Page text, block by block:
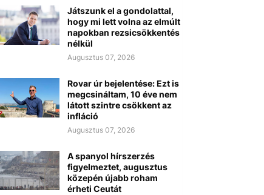
Játszunk el a gondolattal,
hogy mi lett volna az elmúlt
napokban rezsicsökkentés
nélkül
Augusztus 07, 2026
Rovar úr bejelentése: Ezt is
megcsináltam, 10 éve nem
látott szintre csökkent az
infláció
Augusztus 07, 2026
A spanyol hírszerzés
figyelmeztet, augusztus
közepén újabb roham
érheti Ceutát